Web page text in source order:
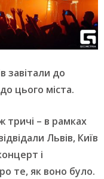
завітали до
цього міста.
тричі – в рамках
Львів, Київ
і
те, як воно було.